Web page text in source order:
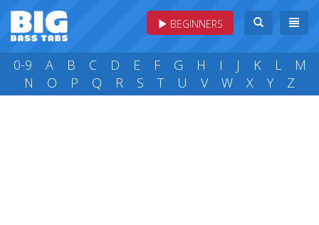
BEGINNERS
0-9 A B C D E F G H I J K L
M
N
O P Q R S T U V W X Y Z